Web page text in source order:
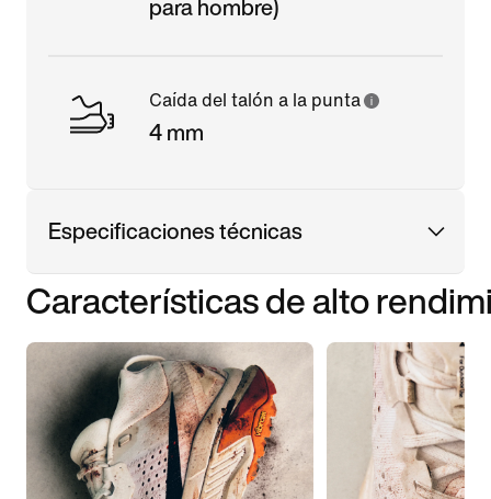
para hombre)
Caída del talón a la punta
4 mm
Especificaciones técnicas
Características de alto